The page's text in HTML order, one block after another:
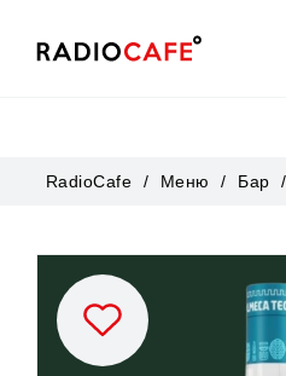
UA
RadioCafe Меню Бар